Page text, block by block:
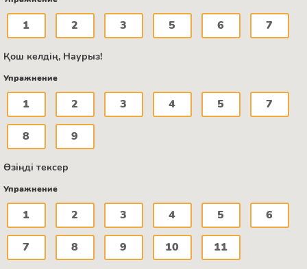
1 2 3 5 6 7
Қош келдің, Наурыз!
Упражнение
1 2 3 4 5 7
8 9
Өзіңді тексер
Упражнение
1 2 3 4 5 6
7 8 9 10 11